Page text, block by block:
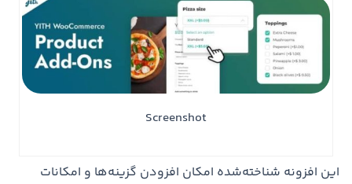
Screenshot
این افزونه شناخته‌شده امکان افزودن گزینه‌ها و امکانات